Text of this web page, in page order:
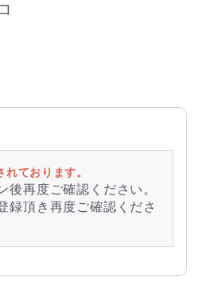
ております。
後再度ご確認ください。
録頂き再度ご確認くださ